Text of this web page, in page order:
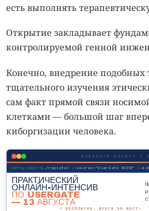
есть выполнять
Открытие закладывает
контролируемой генной
Конечно, внедрение подобных
тщательного изучения
сам факт прямой связи
клетками — большой шаг
киборгизации человека.
USERGATE-EVENTS /
infra-tech:~$
ПРАКТИЧЕСКИЙ
ОНЛАЙН-ИНТЕНСИВ
ПО USERGATE
— 13 АВГУСТА
⚡ БЕСПЛАТНО. ВСЕГО 50 МЕСТ!